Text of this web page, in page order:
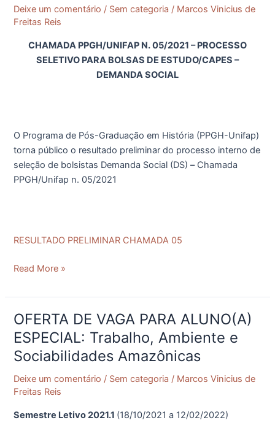
Deixe um comentário / Sem categoria / Marcos Vinicius de
Freitas Reis
CHAMADA PPGH/UNIFAP N. 05/2021 – PROCESSO
SELETIVO PARA BOLSAS DE ESTUDO/CAPES –
DEMANDA SOCIAL
O Programa de Pós-Graduação em História (PPGH-Unifap)
torna público o resultado preliminar do processo interno de
seleção de bolsistas Demanda Social (DS)–Chamada
PPGH/Unifap n. 05/2021
RESULTADO PRELIMINAR CHAMADA 05
SELETIVO
BOLSAS
Read More »
OFERTA DE VAGA PARA ALUNO(A)
ESPECIAL: Trabalho, Ambiente e
Sociabilidades Amazônicas
Deixe um comentário / Sem categoria / Marcos Vinicius de
Freitas Reis
Semestre Letivo 2021.1 (18/10/2021 a 12/02/2022)
OFERTA
DE
VAGA
PARA
ALUNO(A)
ESPECIAL:
Ambiente